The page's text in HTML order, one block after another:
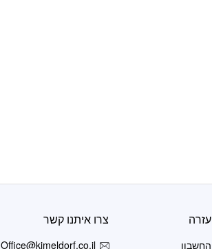
עזרה
החשבון
צרו איתנו קשר
Office@kimeldorf.co.il